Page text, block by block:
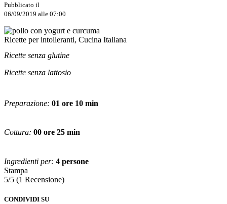
Pubblicato il
06/09/2019 alle 07:00
Ricette per intolleranti, Cucina Italiana
Ricette senza glutine
Ricette senza lattosio
Preparazione: 01 ore 10 min
Cottura: 00 ore 25 min
Ingredienti per: 4 persone
Stampa
5/5 (1 Recensione)
CONDIVIDI SU